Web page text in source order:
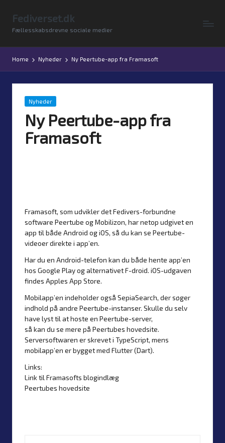
Fediverset.dk
Fællesskabsdrevne sociale medier
Home Nyheder Ny Peertube-app fra Framasoft
Posted
in
Nyheder
Ny Peertube-app fra
Framasoft
Framasoft, som udvikler det Fedivers-forbundne
software Peertube og Mobilizon, har netop udgivet en
app til både Android og iOS, så du kan se Peertube-
videoer direkte i app’en.
Har du en Android-telefon kan du både hente app’en
hos Google Play og alternativet F-droid. iOS-udgaven
findes Apples App Store.
Mobilapp’en indeholder også SepiaSearch, der søger
indhold på andre Peertube-instanser. Skulle du selv
have lyst til at hoste en Peertube-server,
så kan du se mere på Peertubes hovedsite.
Serversoftwaren er skrevet i TypeScript, mens
mobilapp’en er bygget med Flutter (Dart).
Links:
Link til Framasofts blogindlæg
Peertubes hovedsite